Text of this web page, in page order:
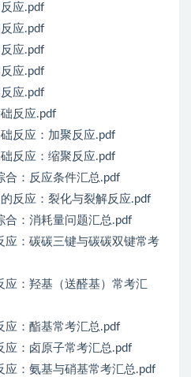
应.pdf
应.pdf
应.pdf
应.pdf
应.pdf
反应.pdf
反应：加聚反应.pdf
反应：缩聚反应.pdf
合：反应条件汇总.pdf
反应：裂化与裂解反应.pdf
合：消耗量问题汇总.pdf
应：碳碳三键与碳碳双键常考
：羟基（送醛基）常考汇
应：酯基常考汇总.pdf
应：卤原子常考汇总.pdf
应：氨基与硝基常考汇总.pdf